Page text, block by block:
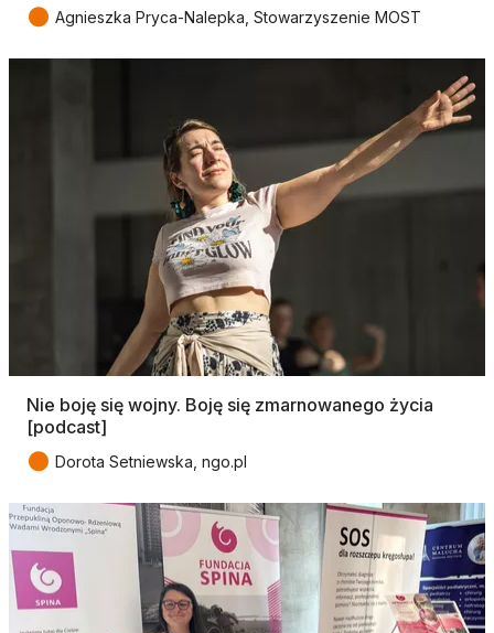
● Agnieszka Pryca-Nalepka, Stowarzyszenie MOST
Nie boję się wojny. Boję się zmarnowanego życia
[podcast]
● Dorota Setniewska, ngo.pl